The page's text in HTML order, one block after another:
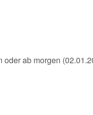
ab morgen